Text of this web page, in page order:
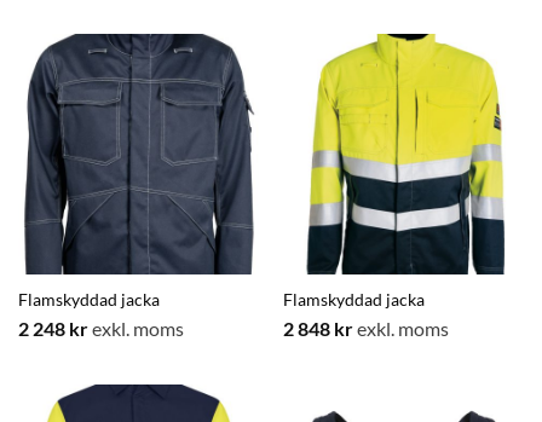
Flamskyddad jacka
2 248 krexkl. moms
Flamskyddad jacka
2 848 krexkl. moms